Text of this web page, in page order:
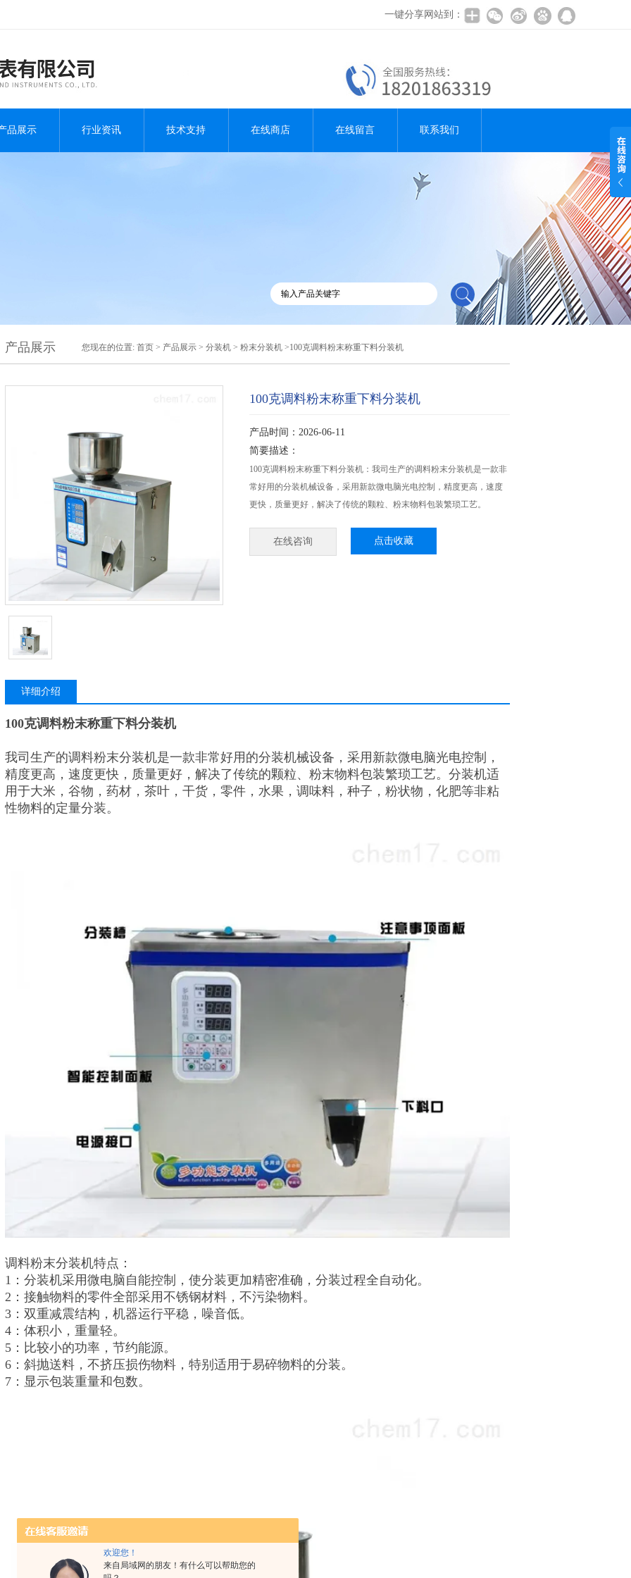
欢迎您！
来自局域网的朋友！有什么可以帮助您的
一键分享网站到：
品展示 行业资讯 技术支持 在线商店 在线留言 联系我们
产品展示 您现在的位置: 首页 > 产品展示 > 分装机 > 粉末分装机 >100克调料粉末称重下料分装机
100克调料粉末称重下料分装机
产品时间：2026-06-11
简要描述：
100克调料粉末称重下料分装机：我司生产的调料粉末分装机​是一款非
常好用的分装机械设备，采用新款微电脑光电控制，精度更高，速度
更快，质量更好，解决了传统的颗粒、粉末物料包装繁琐工艺。
在线咨询 点击收藏
详细介绍
100克调料粉末称重下料分装机
我司生产的调料粉末分装机是一款非常好用的分装机械设备，采用新款微电脑光电控制，
精度更高，速度更快，质量更好，解决了传统的颗粒、粉末物料包装繁琐工艺。分装机适
用于大米，谷物，药材，茶叶，干货，零件，水果，调味料，种子，粉状物，化肥等非粘
性物料的定量分装。
调料粉末分装机特点：
1：分装机采用微电脑自能控制，使分装更加精密准确，分装过程全自动化。
2：接触物料的零件全部采用不锈钢材料，不污染物料。
3：双重减震结构，机器运行平稳，噪音低。
4：体积小，重量轻。
5：比较小的功率，节约能源。
6：斜抛送料，不挤压损伤物料，特别适用于易碎物料的分装。
7：显示包装重量和包数。